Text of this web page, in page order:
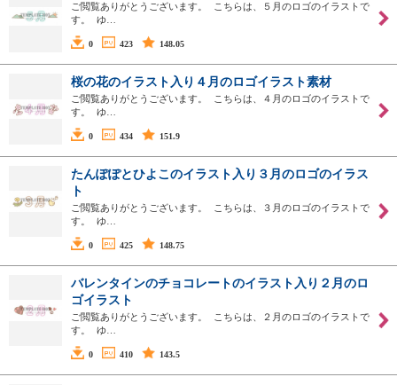
ご閲覧ありがとうございます。 こちらは、５月のロゴのイラストで
す。 ゆ…
0 423 148.05
桜の花のイラスト入り４月のロゴイラスト素材
ご閲覧ありがとうございます。 こちらは、４月のロゴのイラストで
す。 ゆ…
0 434 151.9
たんぽぽとひよこのイラスト入り３月のロゴのイラス
ト
ご閲覧ありがとうございます。 こちらは、３月のロゴのイラストで
す。 ゆ…
0 425 148.75
バレンタインのチョコレートのイラスト入り２月のロ
ゴイラスト
ご閲覧ありがとうございます。 こちらは、２月のロゴのイラストで
す。 ゆ…
0 410 143.5